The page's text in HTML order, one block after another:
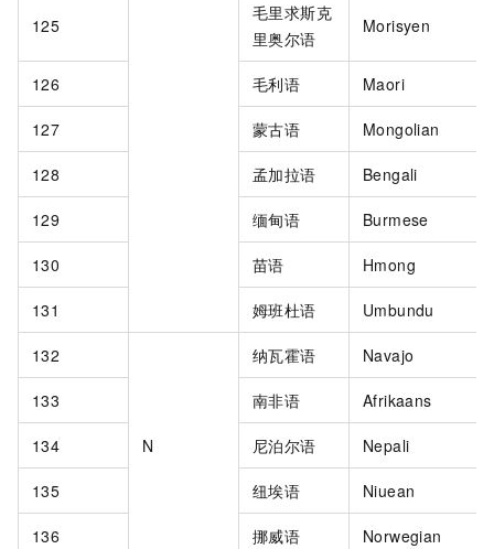
125
毛里求斯克
里奥尔语
Morisyen
126 毛利语 Maori
127 蒙古语 Mongolian
128 孟加拉语 Bengali
129 缅甸语 Burmese
130 苗语 Hmong
131 姆班杜语 Umbundu
132
N
纳瓦霍语 Navajo
133 南非语 Afrikaans
134 尼泊尔语 Nepali
135 纽埃语 Niuean
136 挪威语 Norwegian